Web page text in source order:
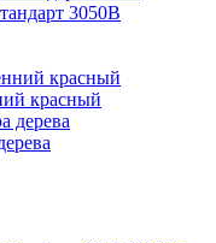
3050B
красный